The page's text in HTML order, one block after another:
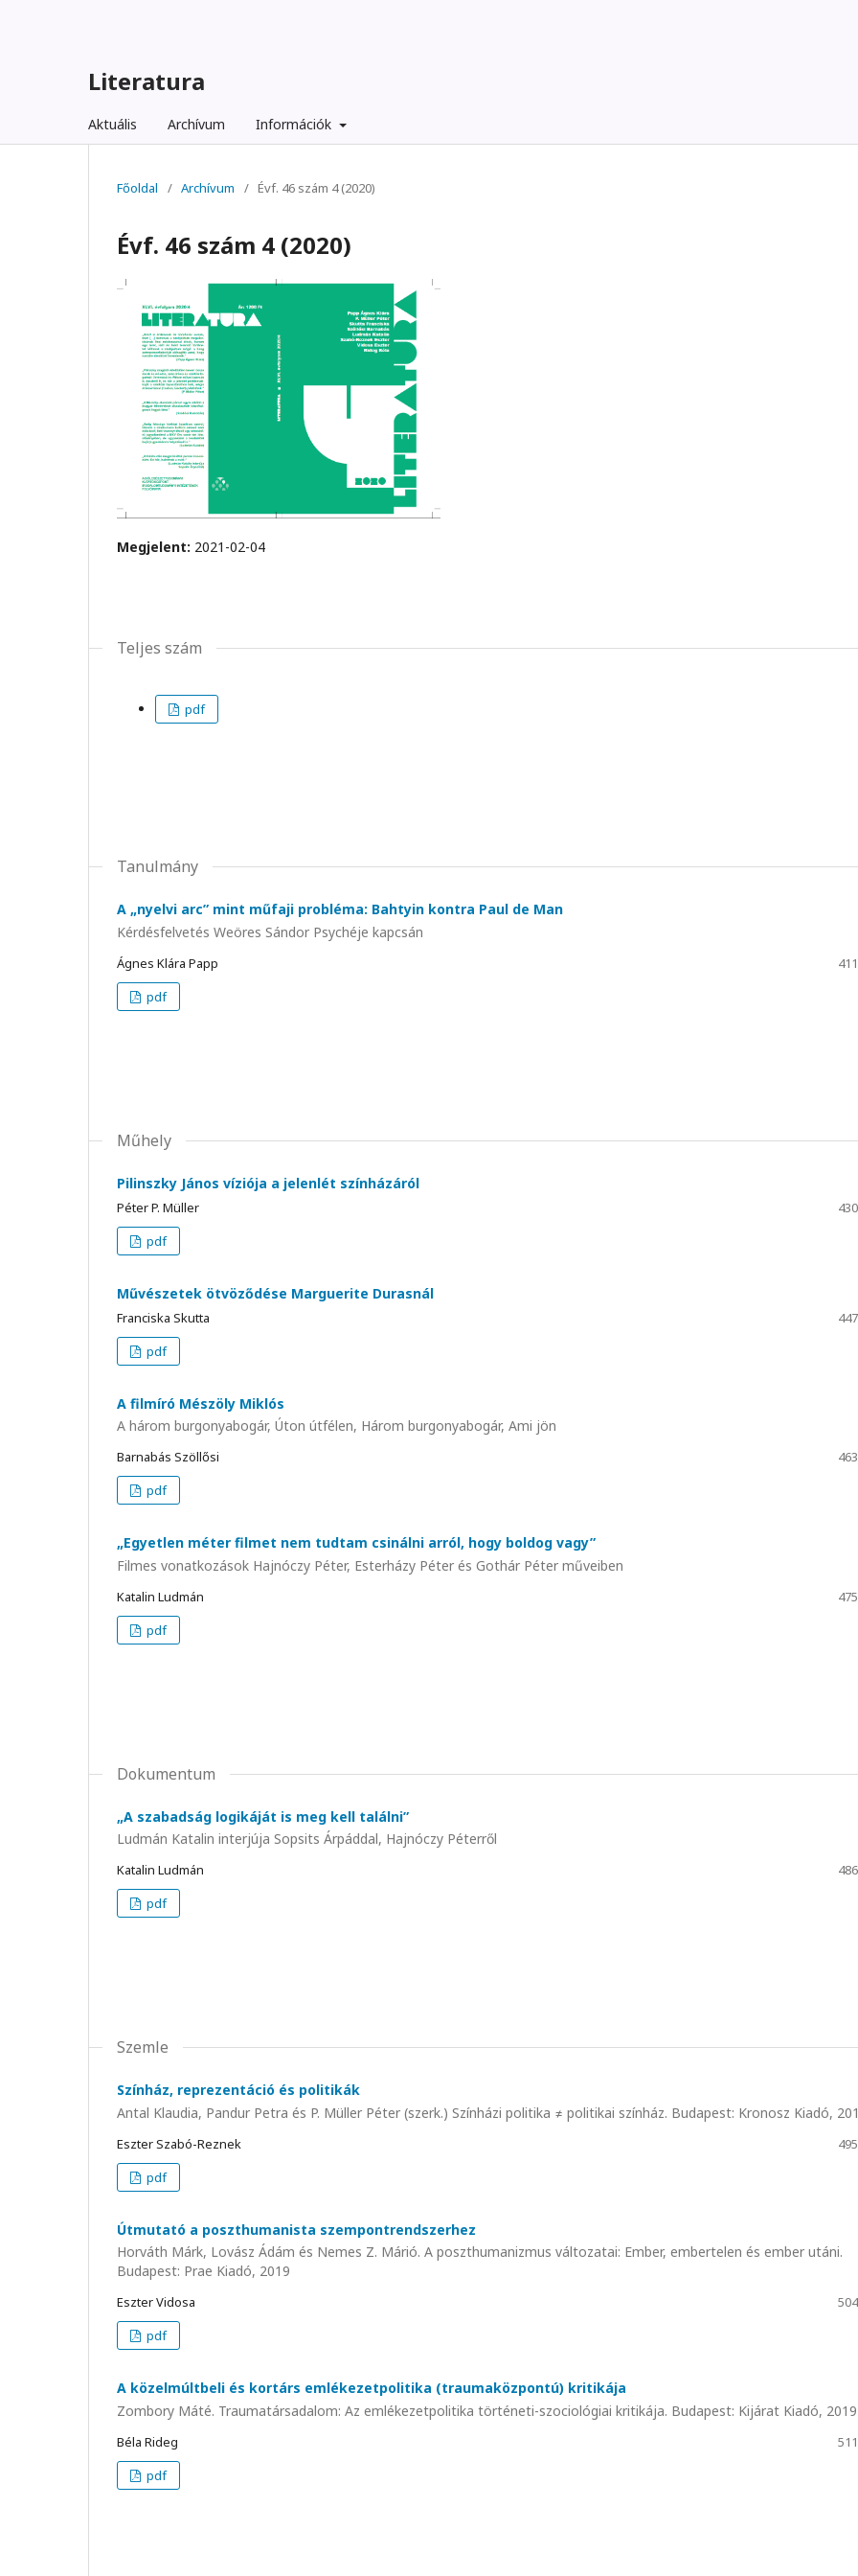
Literatura
Aktuális Archívum Információk
Főoldal / Archívum / Évf. 46 szám 4 (2020)
Évf. 46 szám 4 (2020)
Megjelent: 2021-02-04
Teljes szám
pdf
Tanulmány
A „nyelvi arc” mint műfaji probléma: Bahtyin kontra Paul de Man
Kérdésfelvetés Weöres Sándor Psychéje kapcsán
Ágnes Klára Papp
pdf
Műhely
Pilinszky János víziója a jelenlét színházáról
Péter P. Müller
pdf
Művészetek ötvöződése Marguerite Durasnál
Franciska Skutta
pdf
A filmíró Mészöly Miklós
A három burgonyabogár, Úton útfélen, Három burgonyabogár, Ami jön
Barnabás Szöllősi
pdf
„Egyetlen méter filmet nem tudtam csinálni arról, hogy boldog vagy”
Filmes vonatkozások Hajnóczy Péter, Esterházy Péter és Gothár Péter műveiben
Katalin Ludmán
pdf
Dokumentum
„A szabadság logikáját is meg kell találni”
Ludmán Katalin interjúja Sopsits Árpáddal, Hajnóczy Péterről
Katalin Ludmán
pdf
Szemle
Színház, reprezentáció és politikák
Antal Klaudia, Pandur Petra és P. Müller Péter (szerk.) Színházi politika ≠ politikai színház. Budapest: Kronosz Kiadó,
Eszter Szabó-Reznek
pdf
Útmutató a poszthumanista szempontrendszerhez
Horváth Márk, Lovász Ádám és Nemes Z. Márió. A poszthumanizmus változatai: Ember, embertelen és ember utáni.
Budapest: Prae Kiadó, 2019
Eszter Vidosa
pdf
A közelmúltbeli és kortárs emlékezetpolitika (traumaközpontú) kritikája
Zombory Máté. Traumatársadalom: Az emlékezetpolitika történeti-szociológiai kritikája. Budapest: Kijárat Kiadó, 2019
Béla Rideg
pdf